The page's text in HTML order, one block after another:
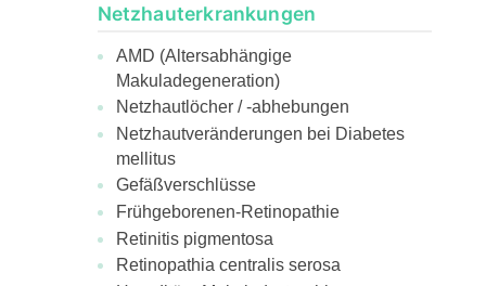
Netzhauterkrankungen
AMD (Altersabhängige
Makuladegeneration)
Netzhautlöcher / -abhebungen
Netzhautveränderungen bei Diabetes
mellitus
Gefäßverschlüsse
Frühgeborenen-Retinopathie
Retinitis pigmentosa
Retinopathia centralis serosa